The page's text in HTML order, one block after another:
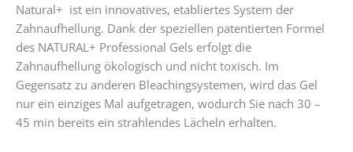
Natural+ ist ein innovatives, etabliertes System der
Zahnaufhellung. Dank der speziellen patentierten Formel
des NATURAL+ Professional Gels erfolgt die
Zahnaufhellung ökologisch und nicht toxisch. Im
Gegensatz zu anderen Bleachingsystemen, wird das Gel
nur ein einziges Mal aufgetragen, wodurch Sie nach 30 –
45 min bereits ein strahlendes Lächeln erhalten.